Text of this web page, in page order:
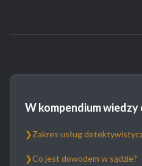
W kompendium wiedzy
❯Zakres usług
❯Co jest dowodem w sądzie?